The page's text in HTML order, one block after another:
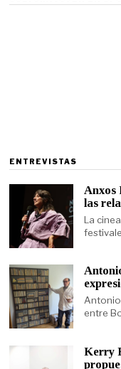
ENTREVISTAS
Anxos
las
La
entre
Kerry